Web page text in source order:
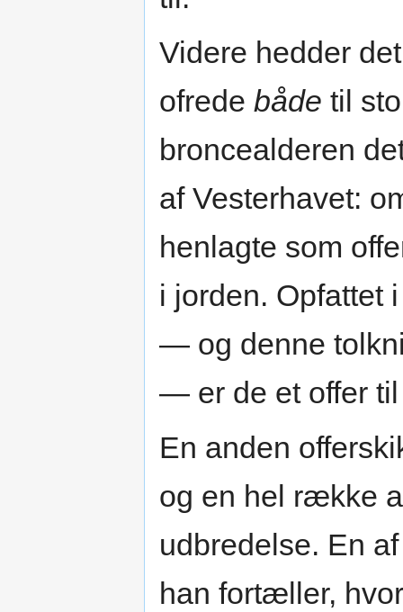
Videre hedder
ofrede både til
broncealderen
af Vesterhavet:
henlagte som
i jorden. Opfattet
— og denne
— er de et offer
En anden
og en hel række
udbredelse. En
han fortæller,